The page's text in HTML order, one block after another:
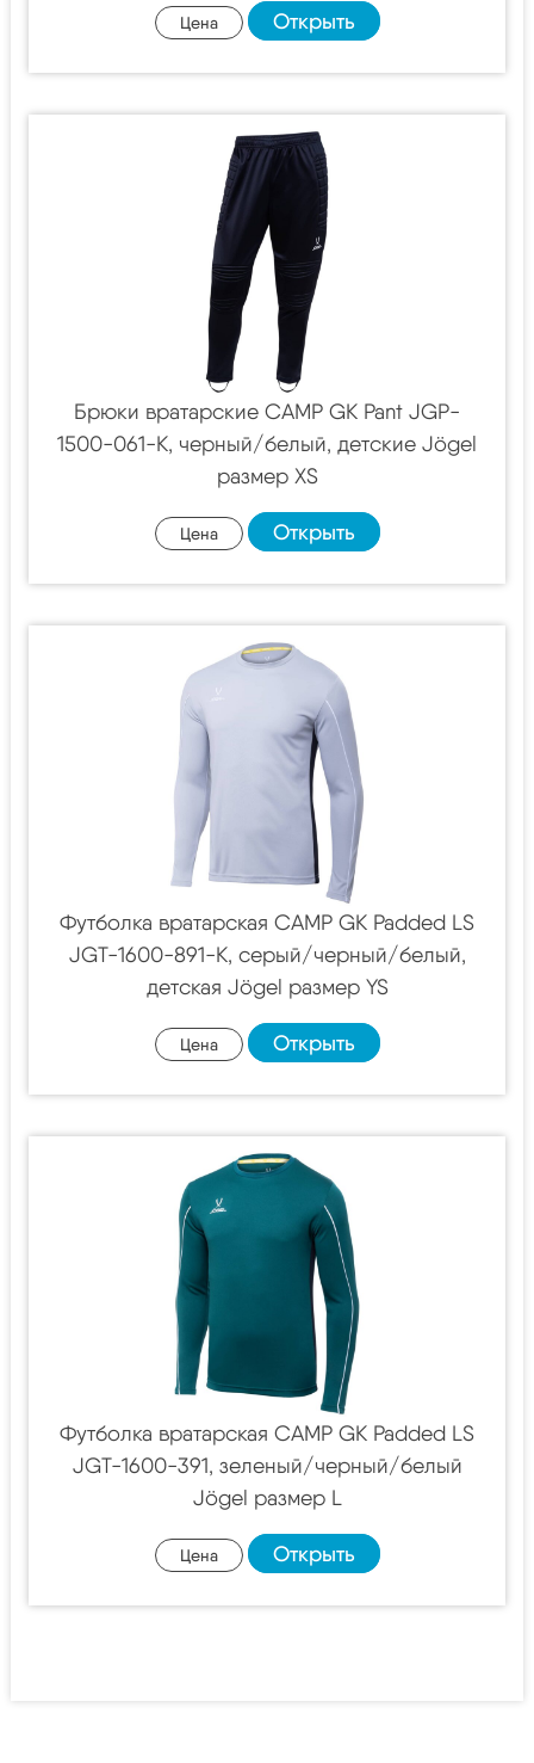
Цена Открыть
Брюки вратарские CAMP GK Pant JGP-
1500-061-K, черный/белый, детские Jögel
размер XS
Цена Открыть
Футболка вратарская CAMP GK Padded LS
JGT-1600-891-K, серый/черный/белый,
детская Jögel размер YS
Цена Открыть
Футболка вратарская CAMP GK Padded LS
JGT-1600-391, зеленый/черный/белый
Jögel размер L
Цена Открыть